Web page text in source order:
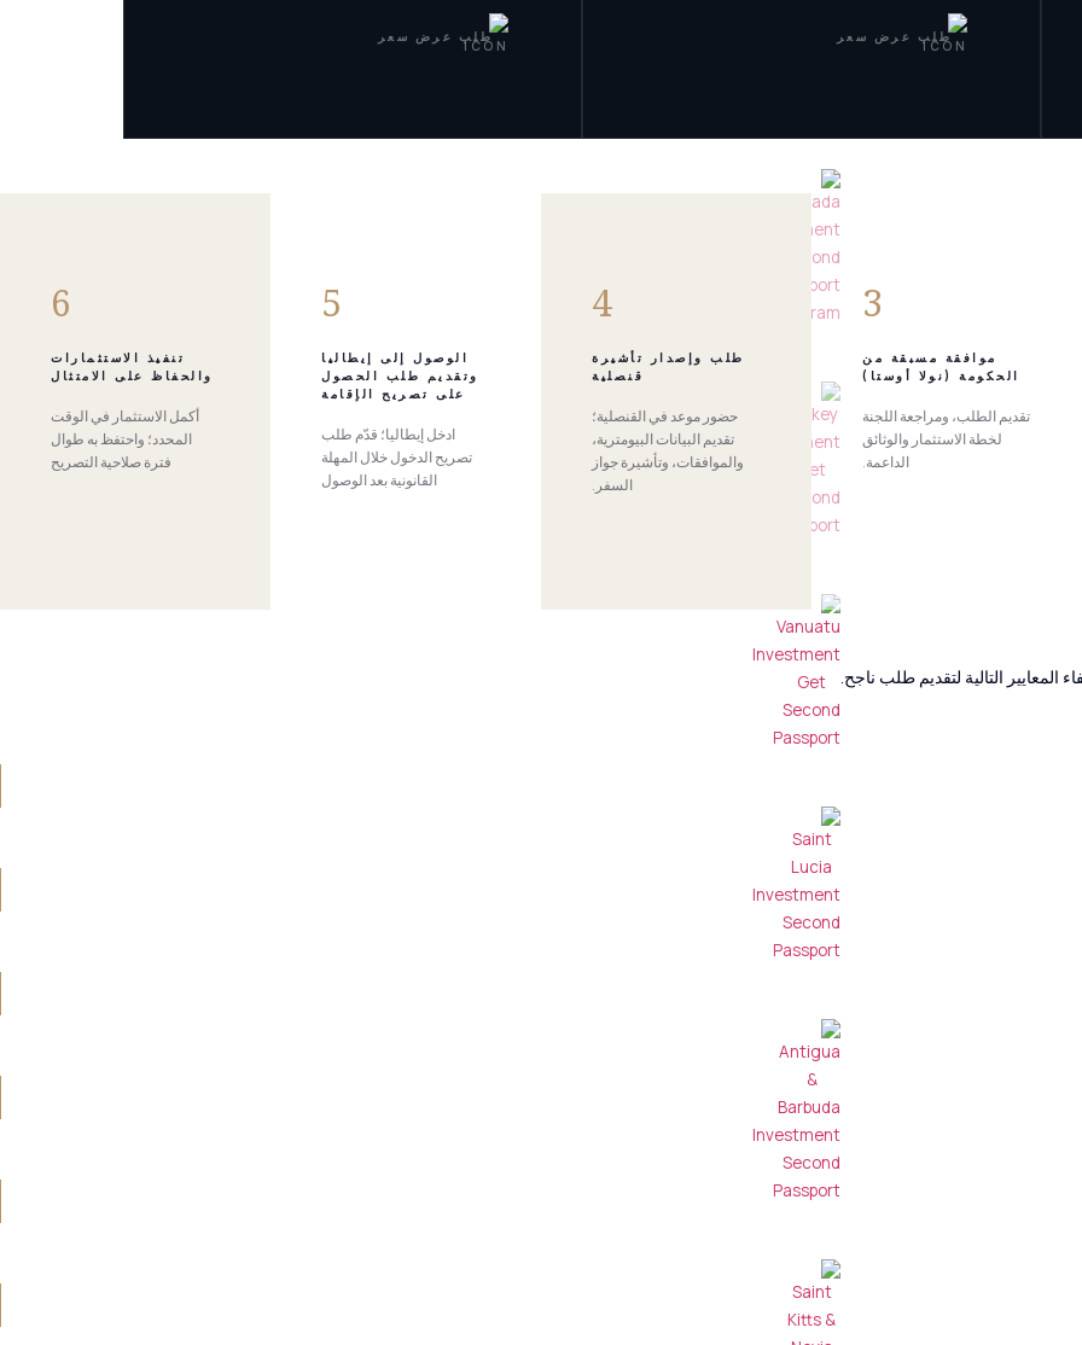
طلب عرض سعر طلب عرض سعر
3
موافقة مسبقة من
الحكومة (نولا أوستا)
تقديم الطلب، ومراجعة اللجنة
لخطة الاستثمار والوثائق
الداعمة.
4
طلب وإصدار تأشيرة
قنصلية
حضور موعد في القنصلية؛
تقديم البيانات البيومترية،
والموافقات، وتأشيرة جواز
السفر.
5
الوصول إلى إيطاليا
وتقديم طلب الحصول
على تصريح الإقامة
ادخل إيطاليا؛ قدّم طلب
تصريح الدخول خلال المهلة
القانونية بعد الوصول
6
تنفيذ الاستثمارات
والحفاظ على الامتثال
أكمل الاستثمار في الوقت
المحدد؛ واحتفظ به طوال
فترة صلاحية التصريح
المعايير التالية لتقديم طلب ناجح.